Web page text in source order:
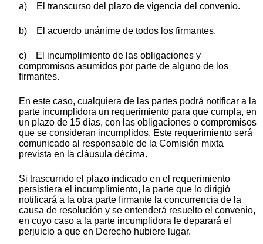
a) El transcurso del plazo de vigencia del convenio.
b) El acuerdo unánime de todos los firmantes.
c) El incumplimiento de las obligaciones y
compromisos asumidos por parte de alguno de los
firmantes.
En este caso, cualquiera de las partes podrá notificar a la
parte incumplidora un requerimiento para que cumpla, en
un plazo de 15 días, con las obligaciones o compromisos
que se consideran incumplidos. Este requerimiento será
comunicado al responsable de la Comisión mixta
prevista en la cláusula décima.
Si trascurrido el plazo indicado en el requerimiento
persistiera el incumplimiento, la parte que lo dirigió
notificará a la otra parte firmante la concurrencia de la
causa de resolución y se entenderá resuelto el convenio,
en cuyo caso a la parte incumplidora le deparará el
perjuicio a que en Derecho hubiere lugar.